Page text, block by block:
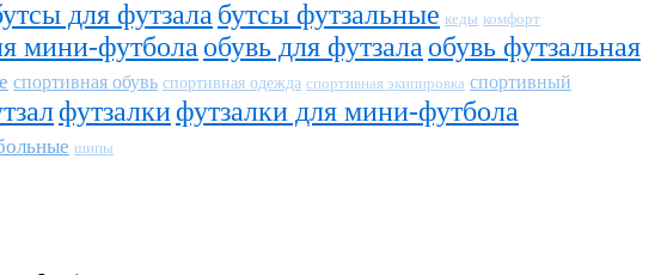
для футзала бутсы футзальные кеды комфорт
мини-футбола обувь для футзала обувь футзальная
спортивная обувь спортивная одежда спортивная экипировка спортивный
футзалкифутзалки для мини-футбола
шипы